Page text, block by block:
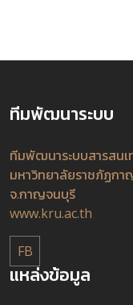
ทีมพัฒนาระบบ
ทีมพัฒนาระบบสารสน
มหาวิทยาลัยราชภัฏกา
จ.กาญจนบุรี
www.kru.ac.th
FB
แหล่งข้อมูล